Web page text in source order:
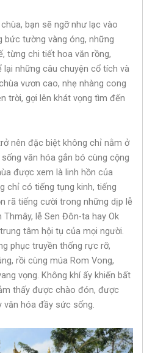
bạn sẽ ngỡ như lạc vào
bức tường vàng óng, những
từng chi tiết hoa văn rồng,
những câu chuyện cổ tích và
vươn cao, nhẹ nhàng cong
trời, gợi lên khát vọng tìm đến
nên đặc biệt không chỉ nằm ở
văn hóa gắn bó cùng cộng
được xem là linh hồn của
chỉ có tiếng tụng kinh, tiếng
rã tiếng cười trong những dịp lễ
Thmây, lễ Sen Đôn-ta hay Ok
tâm hội tụ của mọi người.
phục truyền thống rực rỡ,
rồi cùng múa Rom Vong,
vọng. Không khí ấy khiến bất
thấy được chào đón, được
văn hóa đầy sức sống.